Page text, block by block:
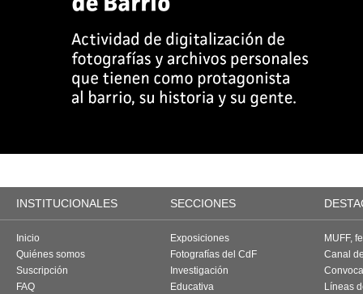
INSTITUCIONALES SECCIONES
Inicio
Quiénes somos
Suscripción
FAQ
Exposiciones
Fotografías del CdF
Investigación
Educativa
MUFF,
Canal
Líneas